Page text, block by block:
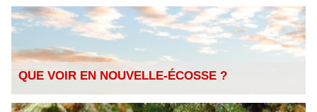
QUE VOIR EN NOUVELLE-ÉCOSSE ?